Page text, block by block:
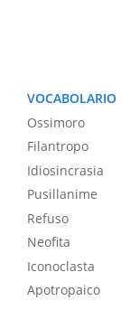
VOCABOLARIO
Ossimoro
Filantropo
Idiosincrasia
Pusillanime
Refuso
Neofita
Iconoclasta
Apotropaico